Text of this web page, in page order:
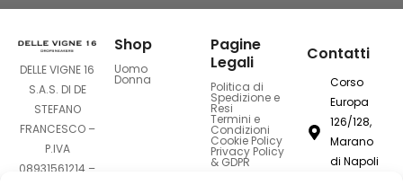
DELLE VIGNE 16
S.A.S. DI DE
STEFANO
FRANCESCO –
P.IVA
08931561214 –
Shop
Uomo
Donna
Pagine
Legali
Politica di
Spedizione e
Resi
Termini e
Condizioni
Cookie Policy
Privacy Policy
& GDPR
Contatti
Corso
Europa
126/128,
Marano
di Napoli